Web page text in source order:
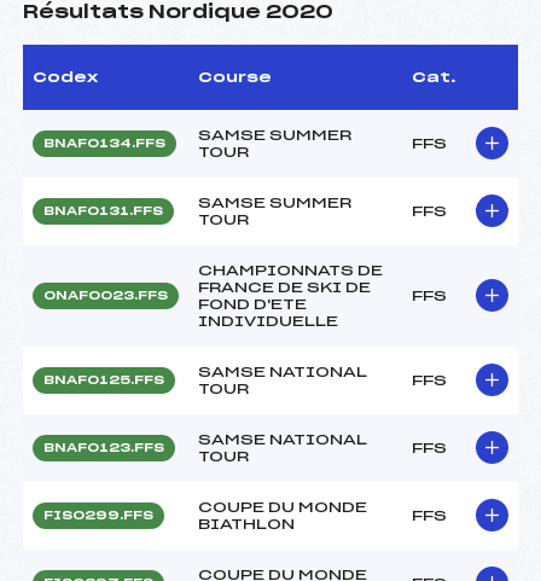
Résultats Nordique 2020
Codex Course Cat.
BNAF0134.FFS
SAMSE SUMMER
TOUR
FFS
BNAF0131.FFS
SAMSE SUMMER
TOUR
FFS
ONAF0023.FFS
CHAMPIONNATS DE
FRANCE DE SKI DE
FOND D'ETE
INDIVIDUELLE
FFS
BNAF0125.FFS
SAMSE NATIONAL
TOUR
FFS
BNAF0123.FFS
SAMSE NATIONAL
TOUR
FFS
FIS0299.FFS
COUPE DU MONDE
BIATHLON
FFS
COUPE DU MONDE